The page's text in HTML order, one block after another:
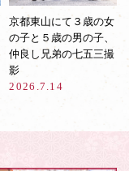
京都東山にて３歳の女
の子と５歳の男の子、
仲良し兄弟の七五三撮
影
2026.7.14